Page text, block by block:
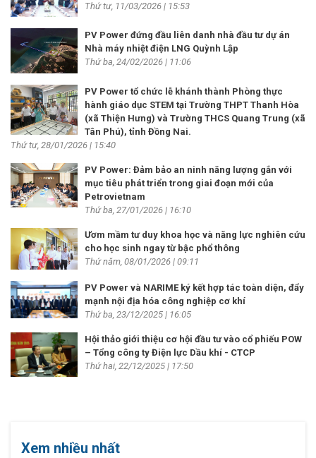
Thứ tư, 11/03/2026 | 15:53
PV Power đứng đầu liên danh nhà đầu tư dự án
Nhà máy nhiệt điện LNG Quỳnh Lập
Thứ ba, 24/02/2026 | 11:06
PV Power tổ chức lễ khánh thành Phòng thực
hành giáo dục STEM tại Trường THPT Thanh Hòa
(xã Thiện Hưng) và Trường THCS Quang Trung (xã
Tân Phú), tỉnh Đồng Nai.
Thứ tư, 28/01/2026 | 15:40
PV Power: Đảm bảo an ninh năng lượng gắn với
mục tiêu phát triển trong giai đoạn mới của
Petrovietnam
Thứ ba, 27/01/2026 | 16:10
Ươm mầm tư duy khoa học và năng lực nghiên cứu
cho học sinh ngay từ bậc phổ thông
Thứ năm, 08/01/2026 | 09:11
PV Power và NARIME ký kết hợp tác toàn diện, đẩy
mạnh nội địa hóa công nghiệp cơ khí
Thứ ba, 23/12/2025 | 16:05
Hội thảo giới thiệu cơ hội đầu tư vào cổ phiếu POW
– Tổng công ty Điện lực Dầu khí - CTCP
Thứ hai, 22/12/2025 | 17:50
Xem nhiều nhất